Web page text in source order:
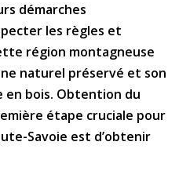
démarches
les règles et
région montagneuse
naturel préservé et son
bois. Obtention du
étape cruciale pour
Savoie est d’obtenir